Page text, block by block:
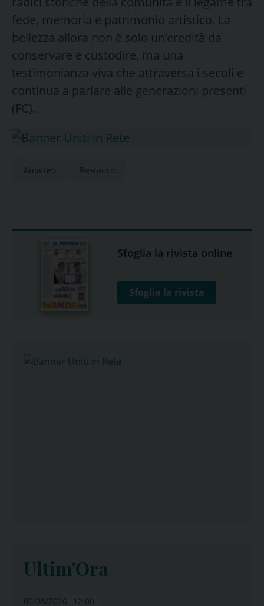
fede, memoria e patrimonio artistico. La
bellezza allora non è solo un’eredità da
conservare e custodire, ma una
testimonianza viva che attraversa i secoli e
continua a parlare alle generazioni presenti
(FC).
Amalteo Restauro
Sfoglia la rivista online
Sfoglia la rivista
Ultim'Ora
06/08/2026 12:00